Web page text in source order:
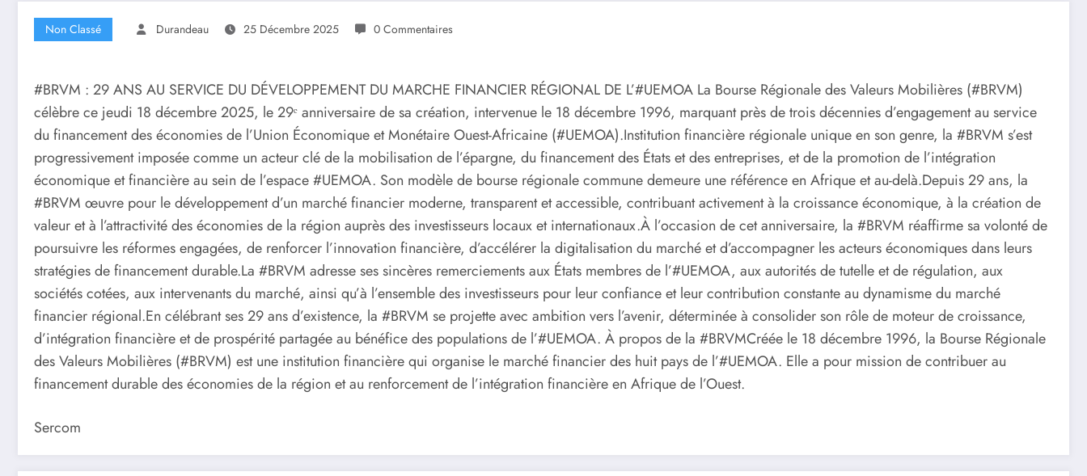
Non Classé Durandeau 25 Décembre 2025 0 Commentaires
#BRVM : 29 ANS AU SERVICE DU DÉVELOPPEMENT DU MARCHE FINANCIER RÉGIONAL DE L’#UEMOA La Bourse Régionale des Valeurs Mobilières (#BRVM)
célèbre ce jeudi 18 décembre 2025, le 29ᵉ anniversaire de sa création, intervenue le 18 décembre 1996, marquant près de trois décennies d’engagement au service
du financement des économies de l’Union Économique et Monétaire Ouest-Africaine (#UEMOA).Institution financière régionale unique en son genre, la #BRVM s’est
progressivement imposée comme un acteur clé de la mobilisation de l’épargne, du financement des États et des entreprises, et de la promotion de l’intégration
économique et financière au sein de l’espace #UEMOA. Son modèle de bourse régionale commune demeure une référence en Afrique et au-delà.Depuis 29 ans, la
#BRVM œuvre pour le développement d’un marché financier moderne, transparent et accessible, contribuant activement à la croissance économique, à la création de
valeur et à l’attractivité des économies de la région auprès des investisseurs locaux et internationaux.À l’occasion de cet anniversaire, la #BRVM réaffirme sa volonté de
poursuivre les réformes engagées, de renforcer l’innovation financière, d’accélérer la digitalisation du marché et d’accompagner les acteurs économiques dans leurs
stratégies de financement durable.La #BRVM adresse ses sincères remerciements aux États membres de l’#UEMOA, aux autorités de tutelle et de régulation, aux
sociétés cotées, aux intervenants du marché, ainsi qu’à l’ensemble des investisseurs pour leur confiance et leur contribution constante au dynamisme du marché
financier régional.En célébrant ses 29 ans d’existence, la #BRVM se projette avec ambition vers l’avenir, déterminée à consolider son rôle de moteur de croissance,
d’intégration financière et de prospérité partagée au bénéfice des populations de l’#UEMOA. À propos de la #BRVMCréée le 18 décembre 1996, la Bourse Régionale
des Valeurs Mobilières (#BRVM) est une institution financière qui organise le marché financier des huit pays de l’#UEMOA. Elle a pour mission de contribuer au
financement durable des économies de la région et au renforcement de l’intégration financière en Afrique de l’Ouest.
Sercom